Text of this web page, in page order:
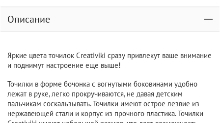
Описание
Яркие цвета точилок Creativiki сразу привлекут ваше внимание
и поднимут настроение еще выше!
Точилки в форме бочонка с вогнутыми боковинами удобно
лежат в руке, легко прокручиваются, не давая детским
пальчикам соскальзывать. Точилки имеют острое лезвие из
нержавеющей стали и корпус из прочного пластика. Точилки